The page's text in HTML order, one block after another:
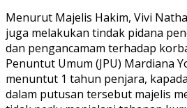
Menurut Majelis Hakim, Vivi
juga melakukan tindak pidana
dan pengancamam terhadap
Penuntut Umum (JPU) Mardiana
menuntut 1 tahun penjara,
dalam putusan tersebut majelis